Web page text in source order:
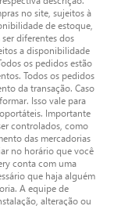
no site, sujeitos à
de estoque,
diferentes dos
a disponibilidade
os pedidos estão
Todos os pedidos
da transação. Caso
Isso vale para
Importante
controlados, como
das mercadorias
no horário que você
conta com uma
que haja alguém
A equipe de
alteração ou